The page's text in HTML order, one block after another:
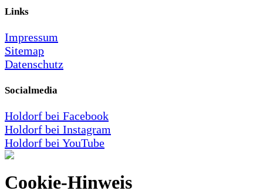
Links
Impressum
Sitemap
Datenschutz
Socialmedia
Holdorf bei Facebook
Holdorf bei Instagram
Holdorf bei YouTube
Cookie-Hinweis